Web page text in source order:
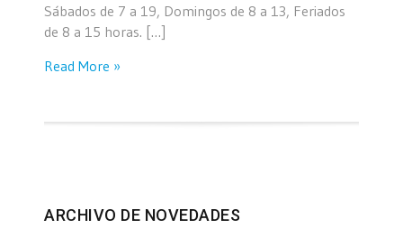
Sábados de 7 a 19, Domingos de 8 a 13, Feriados
de 8 a 15 horas. […]
Read More »
ARCHIVO DE NOVEDADES